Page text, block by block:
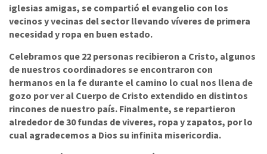
iglesias amigas, se compartió el evangelio con los
vecinos y vecinas del sector llevando víveres de primera
necesidad y ropa en buen estado.
Celebramos que 22 personas recibieron a Cristo, algunos
de nuestros coordinadores se encontraron con
hermanos en la fe durante el camino lo cual nos llena de
gozo por ver al Cuerpo de Cristo extendido en distintos
rincones de nuestro país. Finalmente, se repartieron
alrededor de 30 fundas de viveres, ropa y zapatos, por lo
cual agradecemos a Dios su infinita misericordia.